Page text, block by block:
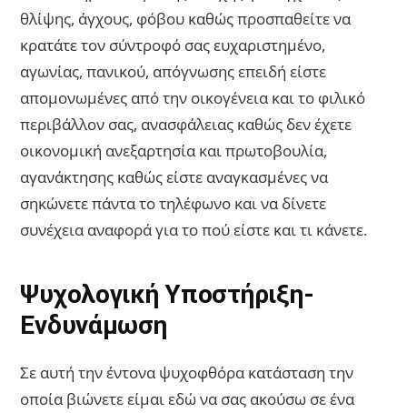
θλίψης, άγχους, φόβου καθώς προσπαθείτε να
κρατάτε τον σύντροφό σας ευχαριστημένο,
αγωνίας, πανικού, απόγνωσης επειδή είστε
απομονωμένες από την οικογένεια και το φιλικό
περιβάλλον σας, ανασφάλειας καθώς δεν έχετε
οικονομική ανεξαρτησία και πρωτοβουλία,
αγανάκτησης καθώς είστε αναγκασμένες να
σηκώνετε πάντα το τηλέφωνο και να δίνετε
συνέχεια αναφορά για το πού είστε και τι κάνετε.
Ψυχολογική Υποστήριξη-
Ενδυνάμωση
Σε αυτή την έντονα ψυχοφθόρα κατάσταση την
οποία βιώνετε είμαι εδώ να σας ακούσω σε ένα